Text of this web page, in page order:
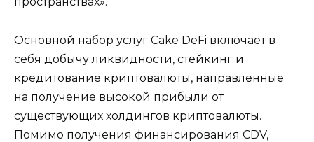
Основной набор услуг Cake DeFi включает в
себя добычу ликвидности, стейкинг и
кредитование криптовалюты, направленные
на получение высокой прибыли от
существующих холдингов криптовалюты.
Помимо получения финансирования CDV,